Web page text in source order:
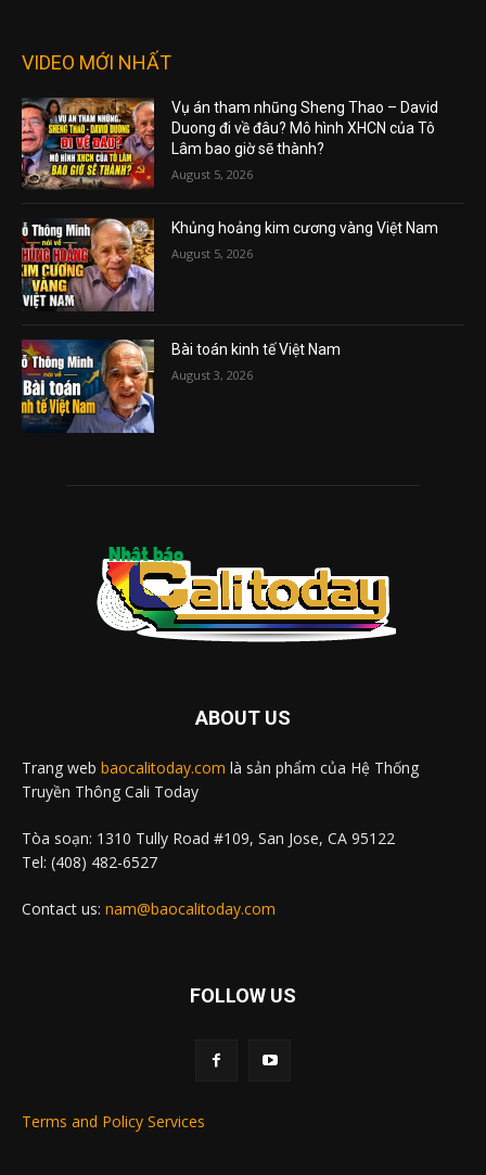
VIDEO MỚI NHẤT
Vụ án tham nhũng Sheng Thao – David
Duong đi về đâu? Mô hình XHCN của Tô
Lâm bao giờ sẽ thành?
August 5, 2026
Khủng hoảng kim cương vàng Việt Nam
August 5, 2026
Bài toán kinh tế Việt Nam
August 3, 2026
ABOUT US
Trang web baocalitoday.com là sản phẩm của Hệ Thống
Truyền Thông Cali Today
Tòa soạn: 1310 Tully Road #109, San Jose, CA 95122
Tel: (408) 482-6527
Contact us: nam@baocalitoday.com
FOLLOW US
Terms and Policy Services